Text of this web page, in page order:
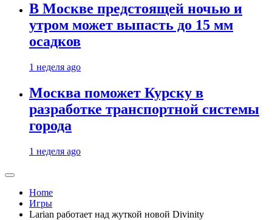
В Москве предстоящей ночью и
утром может выпасть до 15 мм
осадков
1 неделя ago
Москва поможет Курску в
разработке транспортной системы
города
1 неделя ago
Home
Игры
Larian работает над жуткой новой Divinity